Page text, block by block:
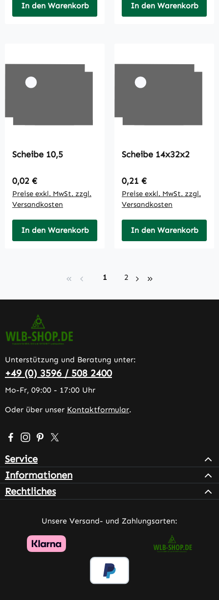
In den Warenkorb In den Warenkorb
Scheibe 10,5
Regulärer Preis:
0,02 €
Preise exkl. MwSt. zzgl.
Versandkosten
In den Warenkorb
Scheibe 14x32x2
Regulärer Preis:
0,21 €
Preise exkl. MwSt. zzgl.
Versandkosten
In den Warenkorb
Seite
1 Seite
2
Unterstützung und Beratung unter:
+49 (0) 3596 / 508 2400
Mo-Fr, 09:00 - 17:00 Uhr
Oder über unser Kontaktformular.
Besuche uns auf Facebook – öffnet in neuem Tab
Schau auf Instagram vorbei – öffnet in neuem Tab
Lass dich auf Pinterest inspirieren – öffnet in
Folge uns auf X – öffnet in neuem Tab
Service
Informationen
Rechtliches
Unsere Versand- und Zahlungsarten: